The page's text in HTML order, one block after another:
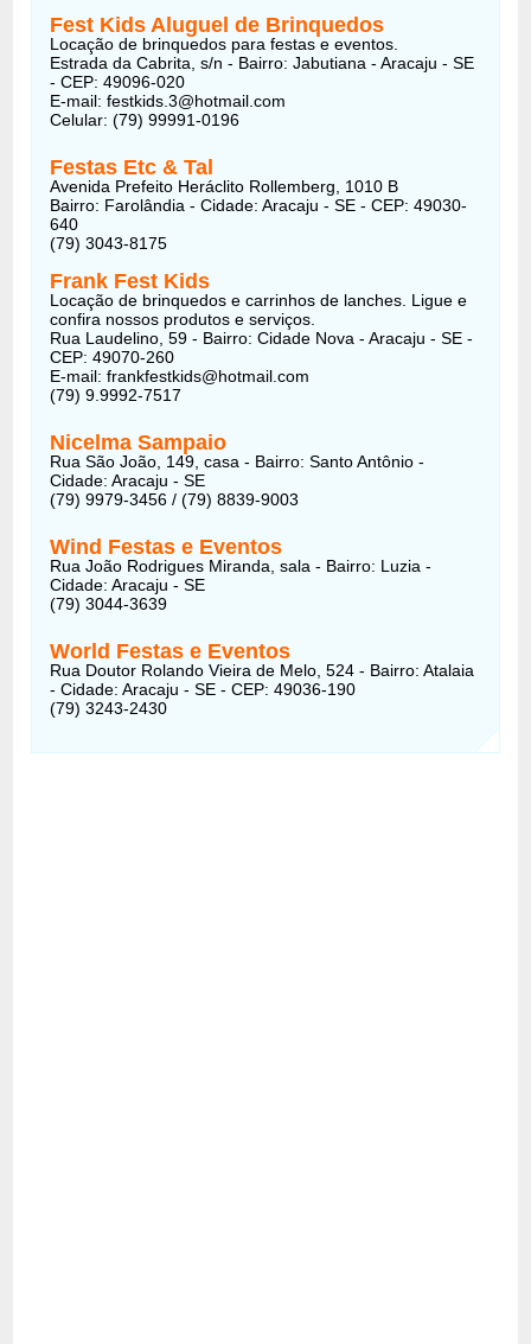
Fest Kids Aluguel de Brinquedos
Locação de brinquedos para festas e eventos.
Estrada da Cabrita, s/n - Bairro: Jabutiana - Aracaju - SE
- CEP: 49096-020
E-mail: festkids.3@hotmail.com
Celular: (79) 99991-0196
Festas Etc & Tal
Avenida Prefeito Heráclito Rollemberg, 1010 B
Bairro: Farolândia - Cidade: Aracaju - SE - CEP: 49030-
640
(79) 3043-8175
Frank Fest Kids
Locação de brinquedos e carrinhos de lanches. Ligue e
confira nossos produtos e serviços.
Rua Laudelino, 59 - Bairro: Cidade Nova - Aracaju - SE -
CEP: 49070-260
E-mail: frankfestkids@hotmail.com
(79) 9.9992-7517
Nicelma Sampaio
Rua São João, 149, casa - Bairro: Santo Antônio -
Cidade: Aracaju - SE
(79) 9979-3456 / (79) 8839-9003
Wind Festas e Eventos
Rua João Rodrigues Miranda, sala - Bairro: Luzia -
Cidade: Aracaju - SE
(79) 3044-3639
World Festas e Eventos
Rua Doutor Rolando Vieira de Melo, 524 - Bairro: Atalaia
- Cidade: Aracaju - SE - CEP: 49036-190
(79) 3243-2430